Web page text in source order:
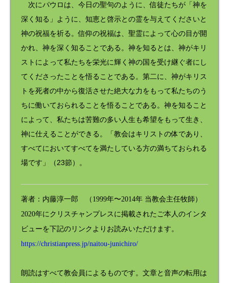
次にパウロは、今日の聖句のように、信徒たちが「神を
深く知る」ように、知恵と啓示との霊を与えてくださいと
神の祝福を祈る。信仰の祝福は、聖霊によって心の目が開
かれ、神を深く知ることである。神を知るとは、神がキリ
ストによって私たちを栄光に輝く神の国を受け継ぐ者にし
てくださったことを悟ることである。第二に、神がキリス
トを死者の中から復活させた絶大な力をもって私たちのう
ちに働いておられることを悟ることである。神を知ること
によって、私たちは苦難の多い人生も希望をもって生き、
神に仕えることができる。「教会はキリストの体であり、
すべてにおいてすべてを満たしている方の満ちておられる
場です」（23節）。
著者：内藤淳一郎 （1999年〜2014年 当教会主任牧師）
2020年にクリスチャンプレスに掲載されたご本人のインタ
ビューを下記のリンクよりお読みいただけます。
https://christianpress.jp/naitou-junichiro/
朗読はすべて教会員によるものです。文章と音声の転用は